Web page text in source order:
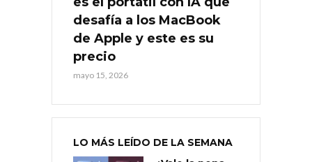
desafía a los MacBook
de Apple y este es su
precio
mayo 15, 2026
LO MÁS LEÍDO DE LA SEMANA